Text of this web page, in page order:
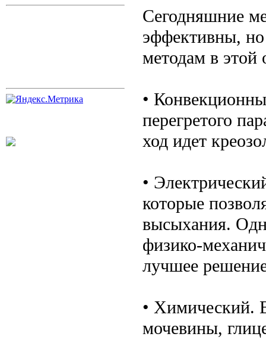
Сегодняшние
эффективны,
методам в этой
•
перегретого
ход идет
•
которые
высыхания.
физико-
лучшее
• Химический.
мочевины,